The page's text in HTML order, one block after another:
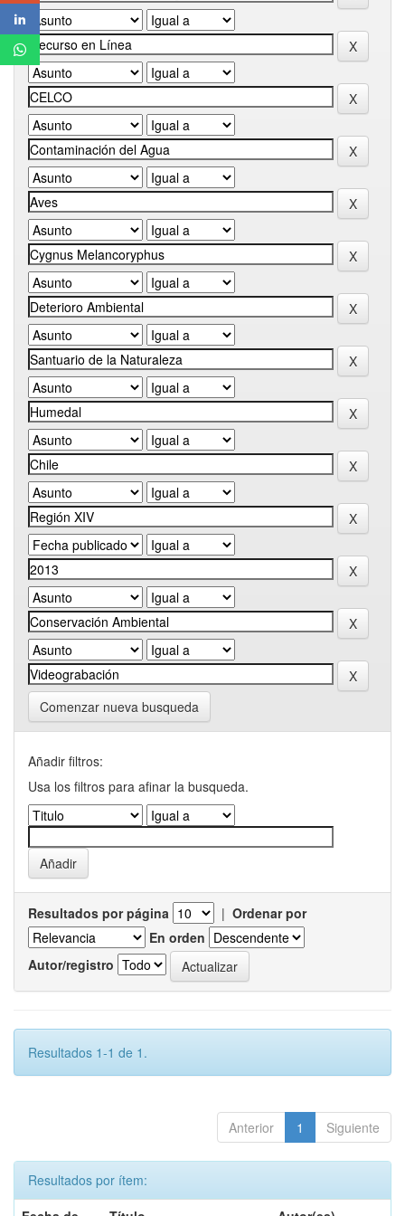
Comenzar nueva busqueda
Añadir filtros:
Usa los filtros para afinar la busqueda.
Resultados por página | Ordenar por
En orden
Autor/registro
Resultados 1-1 de 1.
Anterior 1 Siguiente
Resultados por ítem: